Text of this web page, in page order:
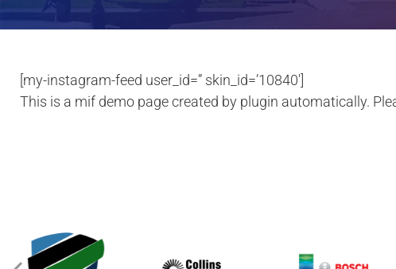
[my-instagram-feed user_id=” skin_id=’10840′]
This is a mif demo page created by plugin automatically.